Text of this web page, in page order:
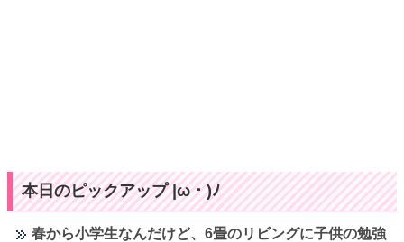
本日のピックアップ |ω・)ﾉ
春から小学生なんだけど、6畳のリビングに子供の勉強